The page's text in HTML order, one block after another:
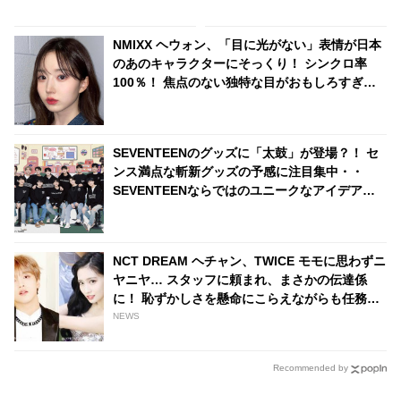
ーンが満載[動画あり]
NMIXX ヘウォン、「目に光がない」表情が日本
のあのキャラクターにそっくり！ シンクロ率
100％！ 焦点のない独特な目がおもしろすぎる
SEVENTEENのグッズに「太鼓」が登場？！ セ
ンス満点な斬新グッズの予感に注目集中・・
SEVENTEENならではのユニークなアイデアに
NCT DREAM ヘチャン、TWICE モモに思わずニ
ヤニヤ… スタッフに頼まれ、まさかの伝達係
に！ 恥ずかしさを懸命にこらえながらも任務を
全うする、かわいいすぎる姿に、ファンの視線
NEWS
Recommended by